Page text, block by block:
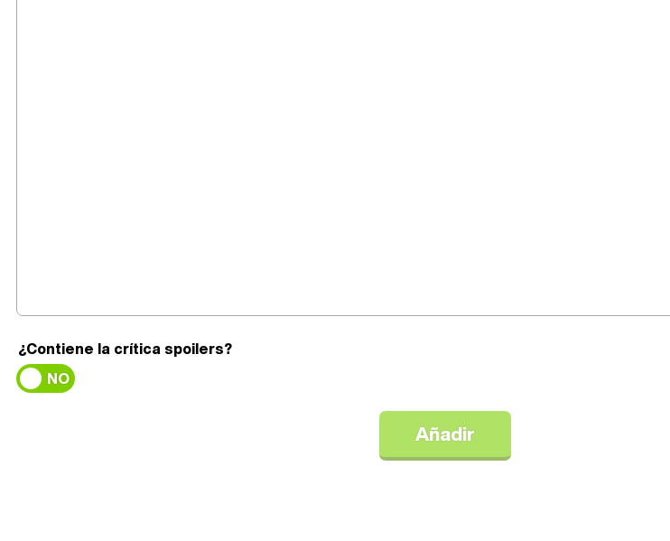
¿Contiene la crítica spoilers?